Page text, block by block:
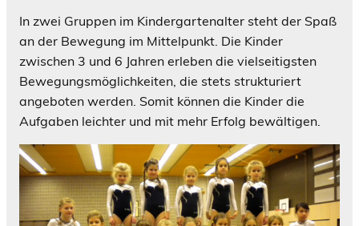
In zwei Gruppen im Kindergartenalter steht der Spaß
an der Bewegung im Mittelpunkt. Die Kinder
zwischen 3 und 6 Jahren erleben die vielseitigsten
Bewegungsmöglichkeiten, die stets strukturiert
angeboten werden. Somit können die Kinder die
Aufgaben leichter und mit mehr Erfolg bewältigen.